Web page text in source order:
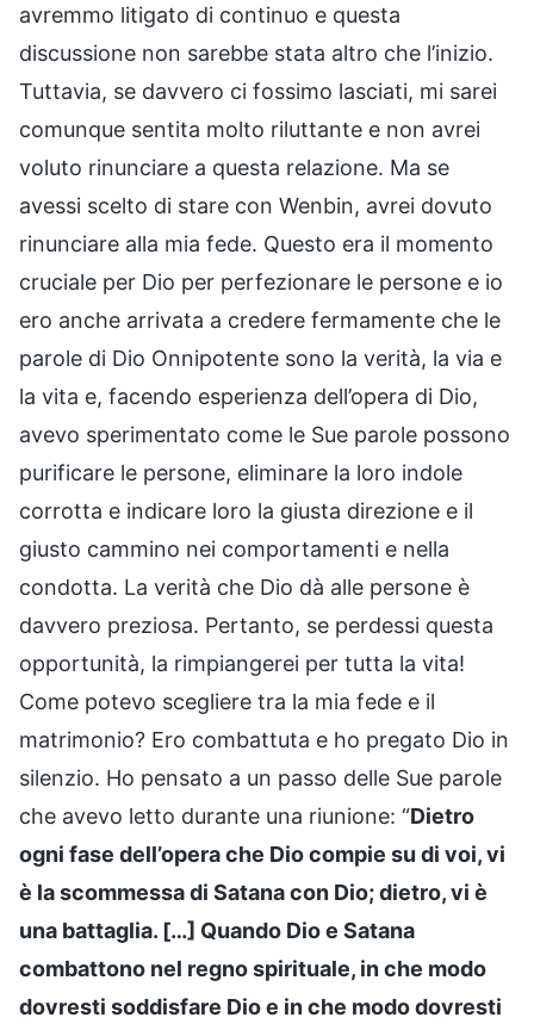
avremmo litigato di continuo e questa
discussione non sarebbe stata altro che l’inizio.
Tuttavia, se davvero ci fossimo lasciati, mi sarei
comunque sentita molto riluttante e non avrei
voluto rinunciare a questa relazione. Ma se
avessi scelto di stare con Wenbin, avrei dovuto
rinunciare alla mia fede. Questo era il momento
cruciale per Dio per perfezionare le persone e io
ero anche arrivata a credere fermamente che le
parole di Dio Onnipotente sono la verità, la via e
la vita e, facendo esperienza dell’opera di Dio,
avevo sperimentato come le Sue parole possono
purificare le persone, eliminare la loro indole
corrotta e indicare loro la giusta direzione e il
giusto cammino nei comportamenti e nella
condotta. La verità che Dio dà alle persone è
davvero preziosa. Pertanto, se perdessi questa
opportunità, la rimpiangerei per tutta la vita!
Come potevo scegliere tra la mia fede e il
matrimonio? Ero combattuta e ho pregato Dio in
silenzio. Ho pensato a un passo delle Sue parole
che avevo letto durante una riunione: “Dietro
ogni fase dell’opera che Dio compie su di voi, vi
è la scommessa di Satana con Dio; dietro, vi è
una battaglia. […] Quando Dio e Satana
combattono nel regno spirituale, in che modo
dovresti soddisfare Dio e in che modo dovresti